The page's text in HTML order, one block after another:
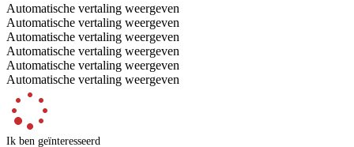
Automatische vertaling weergeven
Automatische vertaling weergeven
Automatische vertaling weergeven
Automatische vertaling weergeven
Automatische vertaling weergeven
Automatische vertaling weergeven
Ik ben geïnteresseerd